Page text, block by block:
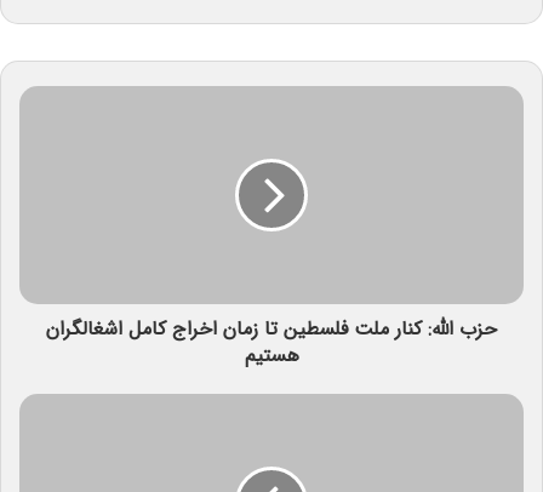
حزب الله: کنار ملت فلسطین تا زمان اخراج کامل اشغالگران
هستیم